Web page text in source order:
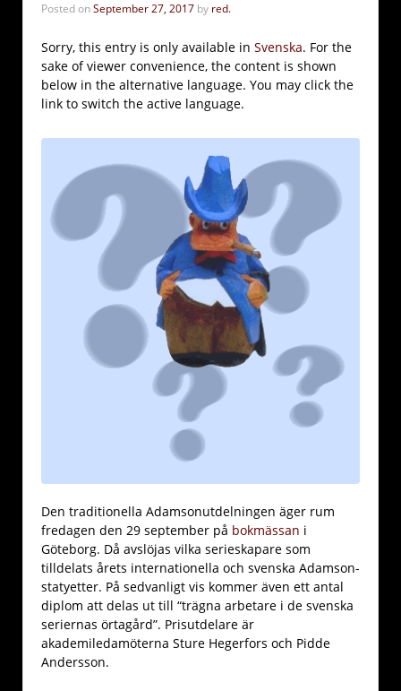
Posted onSeptember 27, 2017 by red.
Sorry, this entry is only available in Svenska. For the
sake of viewer convenience, the content is shown
below in the alternative language. You may click the
link to switch the active language.
Den traditionella Adamsonutdelningen äger rum
fredagen den 29 september på bokmässan i
Göteborg. Då avslöjas vilka serieskapare som
tilldelats årets internationella och svenska Adamson-
statyetter. På sedvanligt vis kommer även ett antal
diplom att delas ut till “trägna arbetare i de svenska
seriernas örtagård”. Prisutdelare är
akademiledamöterna Sture Hegerfors och Pidde
Andersson.